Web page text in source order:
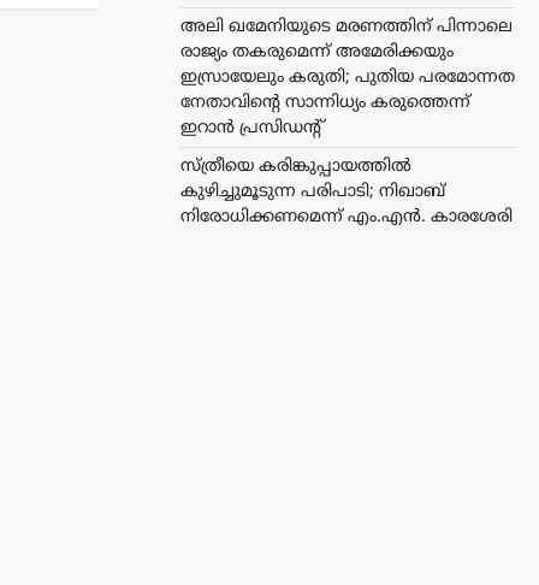
അലി ഖമേനിയുടെ മരണത്തിന് പിന്നാലെ
രാജ്യം തകരുമെന്ന് അമേരിക്കയും
ഇസ്രായേലും കരുതി; പുതിയ പരമോന്നത
നേതാവിന്റെ സാന്നിധ്യം കരുത്തെന്ന്
ഇറാൻ പ്രസിഡന്റ്
സ്ത്രീയെ കരിങ്കുപ്പായത്തിൽ
കുഴിച്ചുമൂടുന്ന പരിപാടി; നിഖാബ്
നിരോധിക്കണമെന്ന് എം.എൻ. കാരശേരി